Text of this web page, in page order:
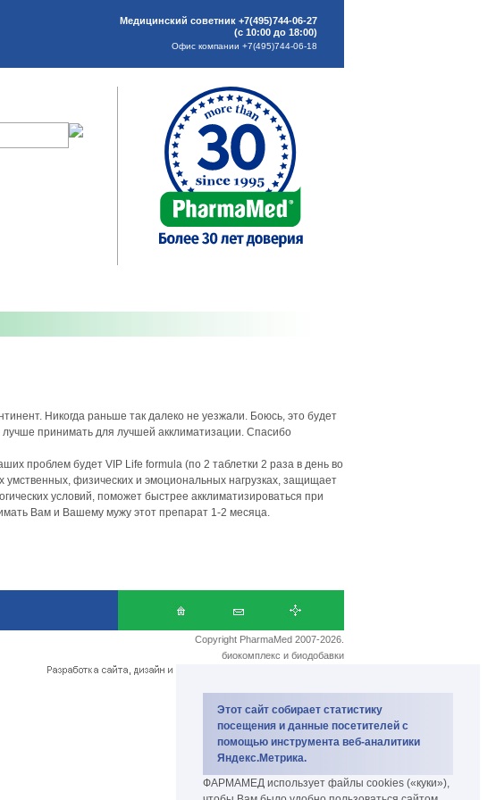
Этот сайт собирает статистику
посещения и данные посетителей с
помощью инструмента веб-аналитики
Яндекс.Метрика.
ФАРМАМЕД использует файлы cookies («куки»),
Медицинский советник +7(495)744-06-27
(с 10:00 до 18:00)
Офис компании +7(495)744-06-18
Никогда раньше так далеко не уезжали. Боюсь, это будет
принимать для лучшей акклиматизации. Спасибо
проблем будет VIP Life formula (по 2 таблетки 2 раза в день во
физических и эмоциональных нагрузках, защищает
условий, поможет быстрее акклиматизироваться при
Вам и Вашему мужу этот препарат 1-2 месяца.
Copyright PharmaMed 2007-2026.
биокомплекс и биодобавки